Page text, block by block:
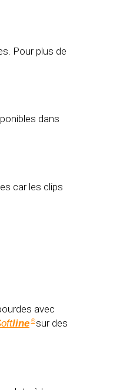
Pour plus de
dans
car les clips
avec
line ®sur des